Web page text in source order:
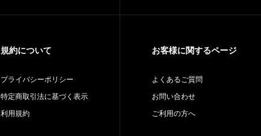
規約について
プライバシーポリシー
特定商取引法に基づく表示
利用規約
お客様に関するページ
よくあるご質問
お問い合わせ
ご利用の方へ